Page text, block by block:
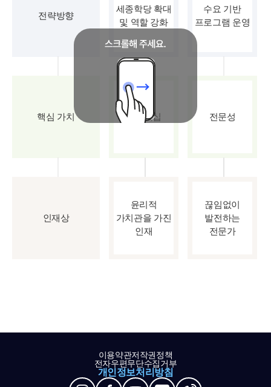
전략방향
세종학당 확대
및 역할 강화
수요 기반
프로그램 운영
핵심 가치 파트너십 전문성
인재상
윤리적
가치관을 가진
인재
끊임없이
발전하는
전문가
이용약관저작권정책
전자우편무단수집거부
개인정보처리방침